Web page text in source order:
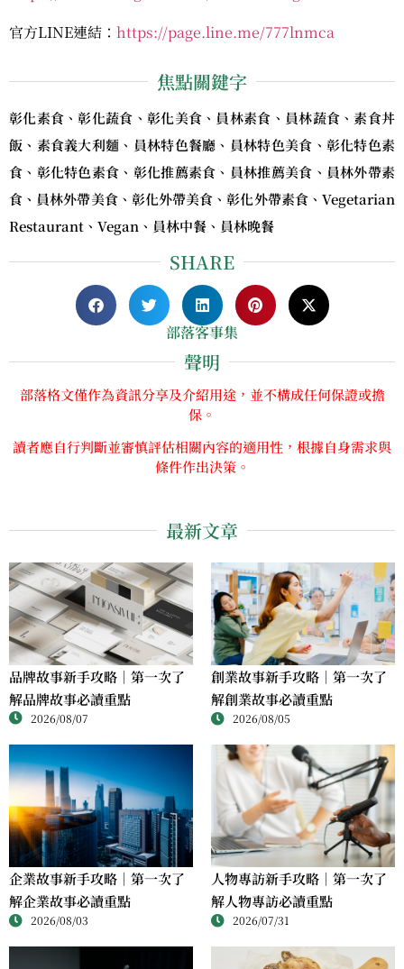
官方LINE連結： https://page.line.me/777lnmca
焦點關鍵字
彰化素食、彰化蔬食、彰化美食、員林素食、員林蔬食、素食丼
飯、素食義大利麵、員林特色餐廳、員林特色美食、彰化特色素
食、彰化特色素食、彰化推薦素食、員林推薦美食、員林外帶素
食、員林外帶美食、彰化外帶美食、彰化外帶素食、Vegetarian
Restaurant、Vegan、員林中餐、員林晚餐
SHARE
部落客事集
聲明
部落格文僅作為資訊分享及介紹用途，並不構成任何保證或擔
保。
讀者應自行判斷並審慎評估相關內容的適用性，根據自身需求與
條件作出決策。
最新文章
品牌故事新手攻略｜第一次了
解品牌故事必讀重點
2026/08/07
創業故事新手攻略｜第一次了
解創業故事必讀重點
2026/08/05
企業故事新手攻略｜第一次了
解企業故事必讀重點
2026/08/03
人物專訪新手攻略｜第一次了
解人物專訪必讀重點
2026/07/31